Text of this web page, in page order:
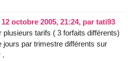
12 octobre 2005, 21:24, par tati93
plusieurs tarifs ( 3 forfaits différents)
jours par trimestre différents sur
.